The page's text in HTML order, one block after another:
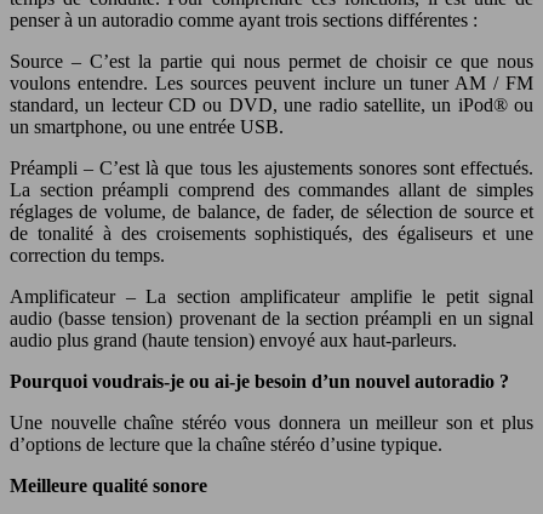
penser à un autoradio comme ayant trois sections différentes :
Source – C’est la partie qui nous permet de choisir ce que nous
voulons entendre. Les sources peuvent inclure un tuner AM / FM
standard, un lecteur CD ou DVD, une radio satellite, un iPod® ou
un smartphone, ou une entrée USB.
Préampli – C’est là que tous les ajustements sonores sont effectués.
La section préampli comprend des commandes allant de simples
réglages de volume, de balance, de fader, de sélection de source et
de tonalité à des croisements sophistiqués, des égaliseurs et une
correction du temps.
Amplificateur – La section amplificateur amplifie le petit signal
audio (basse tension) provenant de la section préampli en un signal
audio plus grand (haute tension) envoyé aux haut-parleurs.
Pourquoi voudrais-je ou ai-je besoin d’un nouvel autoradio ?
Une nouvelle chaîne stéréo vous donnera un meilleur son et plus
d’options de lecture que la chaîne stéréo d’usine typique.
Meilleure qualité sonore